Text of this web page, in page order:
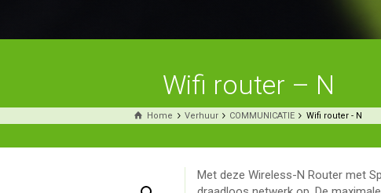
Wifi router – N
Home Verhuur COMMUNICATIE Wifi router - N
Met deze Wireless-N Router met